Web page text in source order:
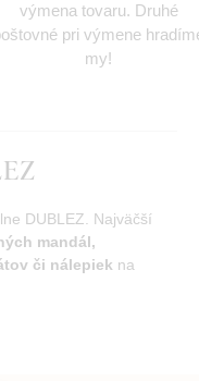
výmena tovaru. Druhé
pri výmene
my!
DUBLEZ. Najväčší
mandál,
či nálepiek na